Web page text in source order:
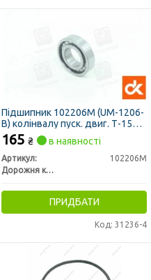
Підшипник 102206М (UM-1206-
B) колінвалу пуск. двиг. Т-150,
ДТ-75 (ДК)
165 ₴ в наявності
Артикул:
102206М
Дорожня карта
ПРИДБАТИ
Код: 31236-4